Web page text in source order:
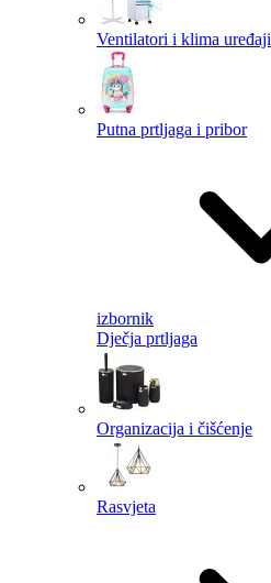
Ventilatori i klima uređaji
Putna prtljaga i pribor
izbornik
Dječja prtljaga
Organizacija i čišćenje
Rasvjeta